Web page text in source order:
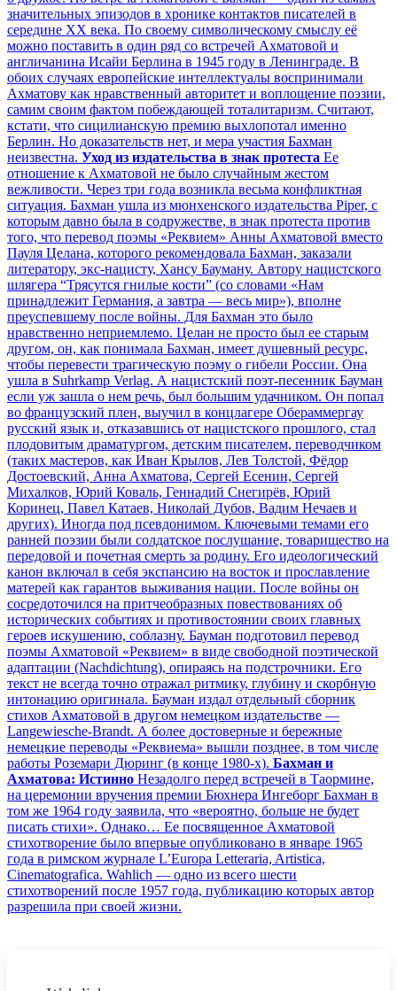
значительных эпизодов в хронике контактов писателей в
середине ХХ века. По своему символическому смыслу её
можно поставить в один ряд со встречей Ахматовой и
англичанина Исайи Берлина в 1945 году в Ленинграде. В
обоих случаях европейские интеллектуалы воспринимали
Ахматову как нравственный авторитет и воплощение поэзии,
самим своим фактом побеждающей тоталитаризм. Считают,
кстати, что сицилианскую премию выхлопотал именно
Берлин. Но доказательств нет, и мера участия Бахман
неизвестна. Уход из издательства в знак протеста Ее
отношение к Ахматовой не было случайным жестом
вежливости. Через три года возникла весьма конфликтная
ситуация. Бахман ушла из мюнхенского издательства Piper, с
которым давно была в содружестве, в знак протеста против
того, что перевод поэмы «Реквием» Анны Ахматовой вместо
Пауля Целана, которого рекомендовала Бахман, заказали
литератору, экс-нацисту, Хансу Бауману. Автору нацистского
шлягера “Трясутся гнилые кости” (со словами «Нам
принадлежит Германия, а завтра — весь мир»), вполне
преуспевшему после войны. Для Бахман это было
нравственно неприемлемо. Целан не просто был ее старым
другом, он, как понимала Бахман, имеет душевный ресурс,
чтобы перевести трагическую поэму о гибели России. Она
ушла в Suhrkamp Verlag. А нацистский поэт-песенник Бауман
если уж зашла о нем речь, был большим удачником. Он попал
во французский плен, выучил в концлагере Обераммергау
русский язык и, отказавшись от нацистского прошлого, стал
плодовитым драматургом, детским писателем, переводчиком
(таких мастеров, как Иван Крылов, Лев Толстой, Фёдор
Достоевский, Анна Ахматова, Сергей Есенин, Сергей
Михалков, Юрий Коваль, Геннадий Снегирёв, Юрий
Коринец, Павел Катаев, Николай Дубов, Вадим Нечаев и
других). Иногда под псевдонимом. Ключевыми темами его
ранней поэзии были солдатское послушание, товарищество на
передовой и почетная смерть за родину. Его идеологический
канон включал в себя экспансию на восток и прославление
матерей как гарантов выживания нации. После войны он
сосредоточился на притчеобразных повествованиях об
исторических событиях и противостоянии своих главных
героев искушению, соблазну. Бауман подготовил перевод
поэмы Ахматовой «Реквием» в виде свободной поэтической
адаптации (Nachdichtung), опираясь на подстрочники. Его
текст не всегда точно отражал ритмику, глубину и скорбную
интонацию оригинала. Бауман издал отдельный сборник
стихов Ахматовой в другом немецком издательстве —
Langewiesche-Brandt. А более достоверные и бережные
немецкие переводы «Реквиема» вышли позднее, в том числе
работы Роземари Дюринг (в конце 1980-х). Бахман и
Ахматова: Истинно Незадолго перед встречей в Таормине,
на церемонии вручения премии Бюхнера Ингеборг Бахман в
том же 1964 году заявила, что «вероятно, больше не будет
писать стихи». Однако… Ее посвященное Ахматовой
стихотворение было впервые опубликовано в январе 1965
года в римском журнале L’Europa Letteraria, Artistica,
Cinematografica. Wahlich — одно из всего шести
стихотворений после 1957 года, публикацию которых автор
разрешила при своей жизни.